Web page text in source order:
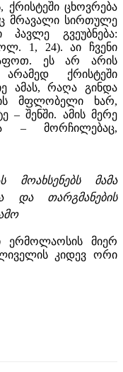
ქრისტეში ცხოვრება
მრავალი სირთულე
გვეუბნება:
1, 24). აი ჩვენი
ეს არ არის
ქრისტეში
ამას, რაღა გინდა
მფლობელი ხარ,
– შენში. ამის მერე
– მორჩილებაც,
მამა
და თარგმანების
ერმოლაოსის მიერ
კიდევ ორი